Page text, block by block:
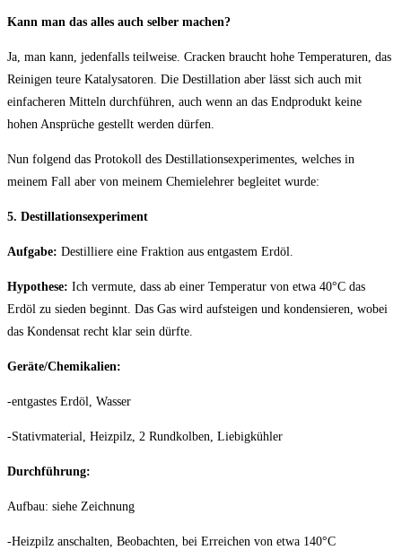
Kann man das alles auch selber machen?
Ja, man kann, jedenfalls teilweise. Cracken braucht hohe Temperaturen, das
Reinigen teure Katalysatoren. Die Destillation aber lässt sich auch mit
einfacheren Mitteln durchführen, auch wenn an das Endprodukt keine
hohen Ansprüche gestellt werden dürfen.
Nun folgend das Protokoll des Destillationsexperimentes, welches in
meinem Fall aber von meinem Chemielehrer begleitet wurde:
5. Destillationsexperiment
Aufgabe: Destilliere eine Fraktion aus entgastem Erdöl.
Hypothese: Ich vermute, dass ab einer Temperatur von etwa 40°C das
Erdöl zu sieden beginnt. Das Gas wird aufsteigen und kondensieren, wobei
das Kondensat recht klar sein dürfte.
Geräte/Chemikalien:
-entgastes Erdöl, Wasser
-Stativmaterial, Heizpilz, 2 Rundkolben, Liebigkühler
Durchführung:
Aufbau: siehe Zeichnung
-Heizpilz anschalten, Beobachten, bei Erreichen von etwa 140°C